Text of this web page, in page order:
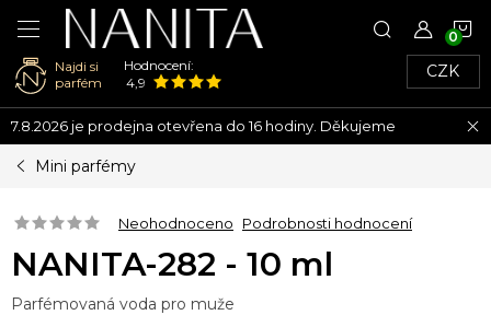
Přejít
na
obsah
Najdi si
parfém
Hodnocení:
4,9
CZK
7.8.2026 je prodejna otevřena do 16 hodiny. Děkujeme
Mini parfémy
Neohodnoceno Podrobnosti hodnocení
NANITA-282 - 10 ml
Parfémovaná voda pro muže